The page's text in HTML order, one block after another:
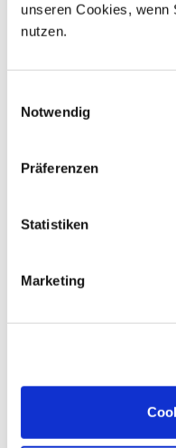
unseren Cookies, wenn
nutzen.
Notwendig
Präferenzen
Statistiken
Marketing
24 25 26